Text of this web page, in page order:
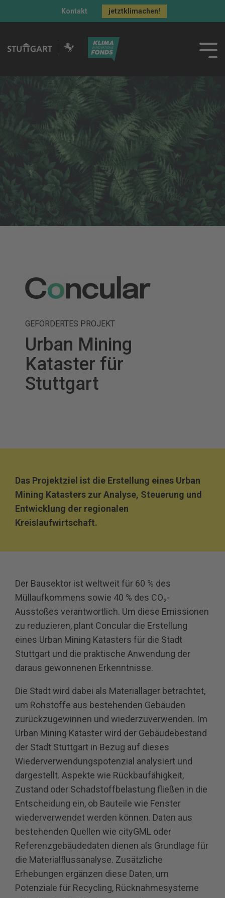
Kontakt jetztklimachen!
GEFÖRDERTES PROJEKT
Urban Mining
Kataster für
Stuttgart
Das Projektziel ist die Erstellung eines Urban
Mining Katasters zur Analyse, Steuerung und
Entwicklung der regionalen
Kreislaufwirtschaft.
Der Bausektor ist weltweit für 60 % des
Müllaufkommens sowie 40 % des CO₂-
Ausstoßes verantwortlich. Um diese Emissionen
zu reduzieren, plant Concular die Erstellung
eines Urban Mining Katasters für die Stadt
Stuttgart und die praktische Anwendung der
daraus gewonnenen Erkenntnisse.
Die Stadt wird dabei als Materiallager betrachtet,
um Rohstoffe aus bestehenden Gebäuden
zurückzugewinnen und wiederzuverwenden. Im
Urban Mining Kataster wird der Gebäudebestand
der Stadt Stuttgart in Bezug auf dieses
Wiederverwendungspotenzial analysiert und
dargestellt. Aspekte wie Rückbaufähigkeit,
Zustand oder Schadstoffbelastung fließen in die
Entscheidung ein, ob Bauteile wie Fenster
wiederverwendet werden können. Daten aus
bestehenden Quellen wie cityGML oder
Referenzgebäudedaten dienen als Grundlage für
die Materialflussanalyse. Zusätzliche
Erhebungen ergänzen diese Daten, um
Potenziale für Recycling, Rücknahmesysteme